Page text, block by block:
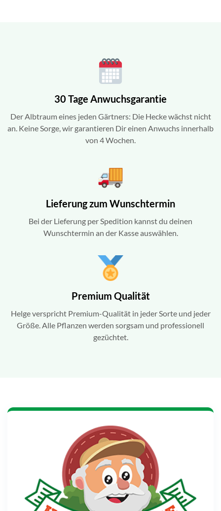
30 Tage Anwuchsgarantie
Der Albtraum eines jeden Gärtners: Die Hecke wächst nicht
an. Keine Sorge, wir garantieren Dir einen Anwuchs innerhalb
von 4 Wochen.
Lieferung zum Wunschtermin
Bei der Lieferung per Spedition kannst du deinen
Wunschtermin an der Kasse auswählen.
Premium Qualität
Helge verspricht Premium-Qualität in jeder Sorte und jeder
Größe. Alle Pflanzen werden sorgsam und professionell
gezüchtet.